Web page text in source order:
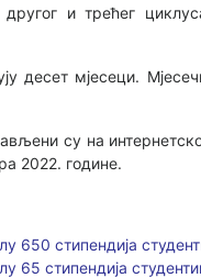
другог и трећег
десет мјесеци.
су на
2022. године.
650 стипендија
65 стипендија